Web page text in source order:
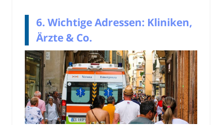
6. Wichtige Adressen: Kliniken,
Ärzte & Co.